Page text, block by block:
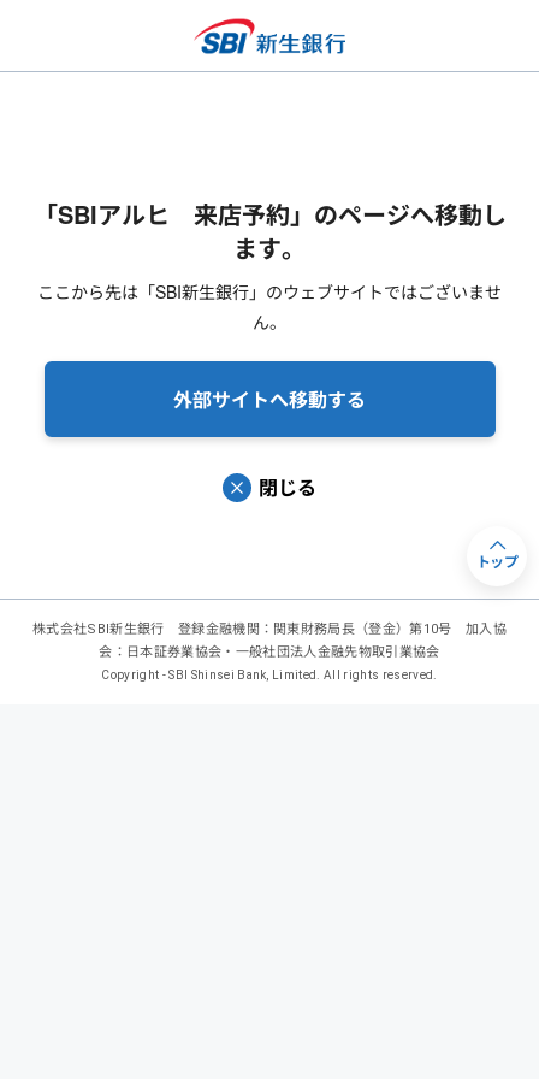
「SBIアルヒ 来店予約」のページへ移動し
ます。
ここから先は「SBI新生銀行」のウェブサイトではございませ
ん。
外部サイトへ移動する
閉じる
株式会社SBI新生銀行 登録金融機関：関東財務局長（登金）第10号 加入協
会：日本証券業協会・一般社団法人金融先物取引業協会
Copyright - SBI Shinsei Bank, Limited. All rights reserved.
トップ